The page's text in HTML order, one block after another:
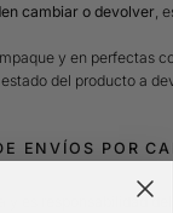
cambiar o devolver,
y en perfectas
del producto a
ENVÍOS POR
esponsabilidad